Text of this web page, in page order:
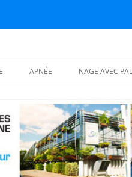
BLOCS
APNÉE
COURS THÉORIQUES
NAGE AVEC
NAGE EN EAU